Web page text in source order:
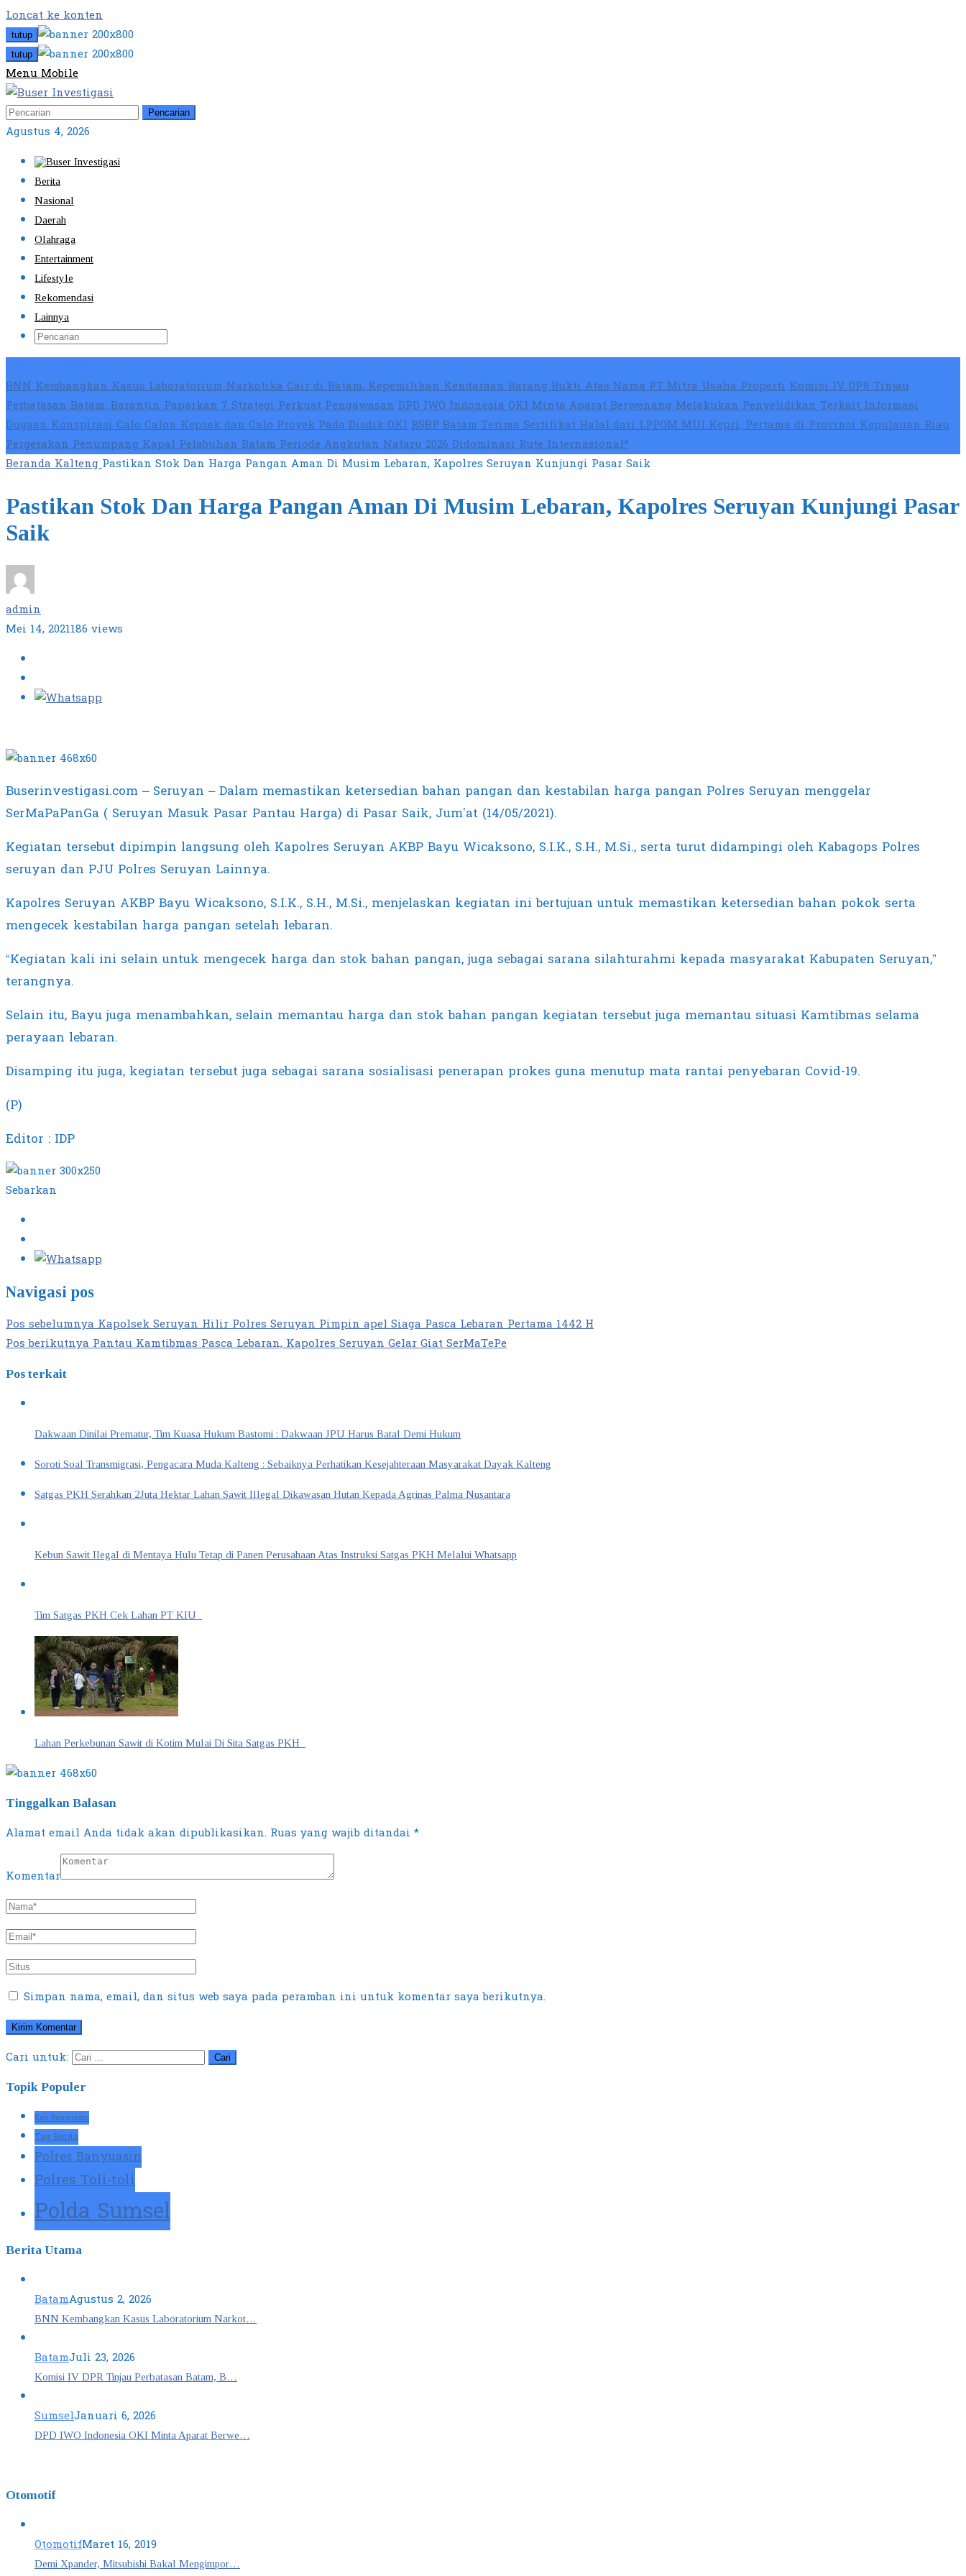
Loncat ke konten
tutup
tutup
Menu Mobile
Pencarian
Agustus 4, 2026
Berita
Nasional
Daerah
Olahraga
Entertainment
Lifestyle
Rekomendasi
Lainnya
BNN Kembangkan Kasus Laboratorium Narkotika Cair di Batam, Kepemilikan Kendaraan Barang Bukti Atas Nama PT Mitra Usaha PropertiKomisi IV DPR Tinjau
Perbatasan Batam, Barantin Paparkan 7 Strategi Perkuat PengawasanDPD IWO Indonesia OKI Minta Aparat Berwenang Melakukan Penyelidikan Terkait Informasi
Dugaan Konspirasi Calo Calon Kepsek dan Calo Proyek Pada Disdik OKIRSBP Batam Terima Sertifikat Halal dari LPPOM MUI Kepri, Pertama di Provinsi Kepulauan Riau
Pergerakan Penumpang Kapal Pelabuhan Batam Periode Angkutan Nataru 2026 Didominasi Rute Internasional*
BerandaKalteng Pastikan Stok Dan Harga Pangan Aman Di Musim Lebaran, Kapolres Seruyan Kunjungi Pasar Saik
Pastikan Stok Dan Harga Pangan Aman Di Musim Lebaran, Kapolres Seruyan Kunjungi Pasar
Saik
admin
Mei 14, 2021186 views
Buserinvestigasi.com – Seruyan – Dalam memastikan ketersedian bahan pangan dan kestabilan harga pangan Polres Seruyan menggelar
SerMaPaPanGa ( Seruyan Masuk Pasar Pantau Harga) di Pasar Saik, Jum’at (14/05/2021).
Kegiatan tersebut dipimpin langsung oleh Kapolres Seruyan AKBP Bayu Wicaksono, S.I.K., S.H., M.Si., serta turut didampingi oleh Kabagops Polres
seruyan dan PJU Polres Seruyan Lainnya.
Kapolres Seruyan AKBP Bayu Wicaksono, S.I.K., S.H., M.Si., menjelaskan kegiatan ini bertujuan untuk memastikan ketersedian bahan pokok serta
mengecek kestabilan harga pangan setelah lebaran.
“Kegiatan kali ini selain untuk mengecek harga dan stok bahan pangan, juga sebagai sarana silahturahmi kepada masyarakat Kabupaten Seruyan,”
terangnya.
Selain itu, Bayu juga menambahkan, selain memantau harga dan stok bahan pangan kegiatan tersebut juga memantau situasi Kamtibmas selama
perayaan lebaran.
Disamping itu juga, kegiatan tersebut juga sebagai sarana sosialisasi penerapan prokes guna menutup mata rantai penyebaran Covid-19.
(P)
Editor : IDP
Sebarkan
Navigasi pos
Pos sebelumnyaKapolsek Seruyan Hilir Polres Seruyan Pimpin apel Siaga Pasca Lebaran Pertama 1442 H
Pos berikutnyaPantau Kamtibmas Pasca Lebaran, Kapolres Seruyan Gelar Giat SerMaTePe
Pos terkait
Dakwaan Dinilai Prematur, Tim Kuasa Hukum Bastomi : Dakwaan JPU Harus Batal Demi Hukum
Soroti Soal Transmigrasi, Pengacara Muda Kalteng : Sebaiknya Perhatikan Kesejahteraan Masyarakat Dayak Kalteng
Satgas PKH Serahkan 2Juta Hektar Lahan Sawit Illegal Dikawasan Hutan Kepada Agrinas Palma Nusantara
Kebun Sawit Ilegal di Mentaya Hulu Tetap di Panen Perusahaan Atas Instruksi Satgas PKH Melalui Whatsapp
Tim Satgas PKH Cek Lahan PT KIU
Lahan Perkebunan Sawit di Kotim Mulai Di Sita Satgas PKH
Tinggalkan Balasan
Alamat email Anda tidak akan dipublikasikan. Ruas yang wajib ditandai *
Komentar
Simpan nama, email, dan situs web saya pada peramban ini untuk komentar saya berikutnya.
Cari untuk:
Topik Populer
Kab Banyuasin
Tag Berita
Polres Banyuasin
Polres Toli-toli
Polda Sumsel
Berita Utama
BatamAgustus 2, 2026
BNN Kembangkan Kasus Laboratorium Narkot…
BatamJuli 23, 2026
Komisi IV DPR Tinjau Perbatasan Batam, B…
SumselJanuari 6, 2026
DPD IWO Indonesia OKI Minta Aparat Berwe…
Otomotif
OtomotifMaret 16, 2019
Demi Xpander, Mitsubishi Bakal Mengimpor…